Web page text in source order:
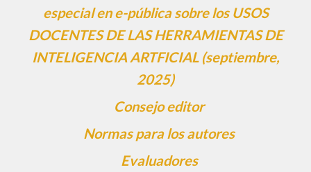
especial en e-pública sobre los USOS
DOCENTES DE LAS HERRAMIENTAS DE
INTELIGENCIA ARTFICIAL (septiembre,
2025)
Consejo editor
Normas para los autores
Evaluadores